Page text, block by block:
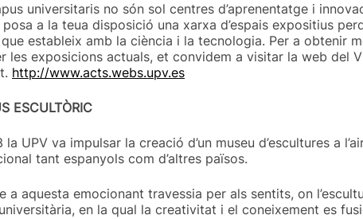
universitaris no són sol centres d’aprenentatge i
posa a la teua disposició una xarxa d’espais expositius
estableix amb la ciència i la tecnologia. Per a obtenir
les exposicions actuals, et convidem a visitar la web del
http://www.acts.webs.upv.es
ESCULTÒRIC
la UPV va impulsar la creació d’un museu d’escultures a
tant espanyols com d’altres països.
a aquesta emocionant travessia per als sentits, on
en la qual la creativitat i el coneixement es